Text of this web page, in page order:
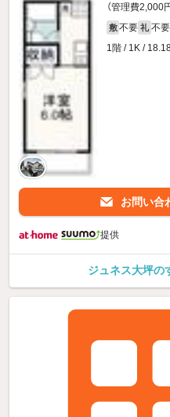
（管理費2,000円
敷 不要 礼 不要
1階 / 1K /
お問い合
提供
ジュネス大坪の